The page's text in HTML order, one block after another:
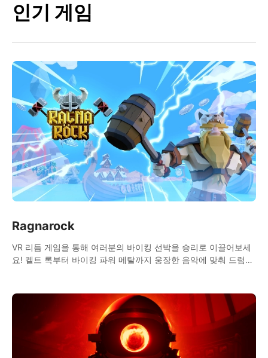
인기 게임
Ragnarock
VR 리듬 게임을 통해 여러분의 바이킹 선박을 승리로 이끌어보세
요! 켈트 록부터 바이킹 파워 메탈까지 웅장한 음악에 맞춰 드럼을